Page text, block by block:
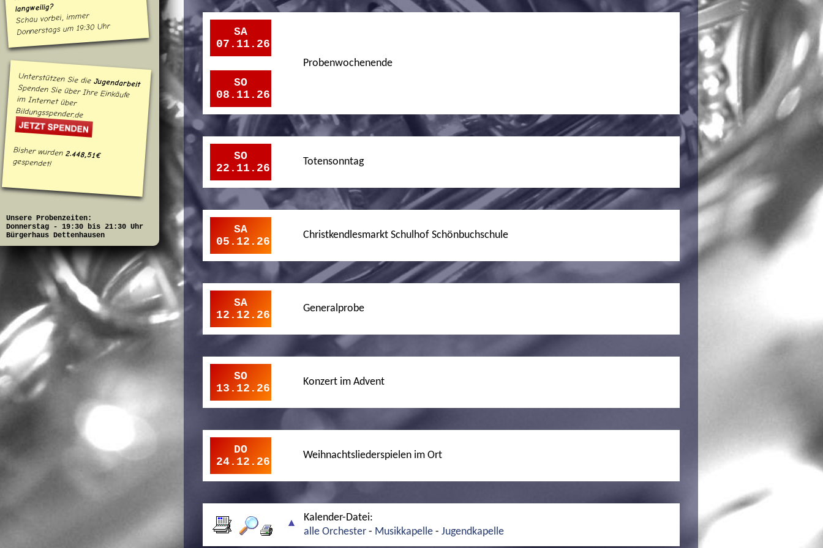
langweilig?
Schau vorbei, immer
Donnerstags um 19:30 Uhr
Unterstützen Sie dieJugendarbeit
Spenden Sie über Ihre Einkäufe
im Internet über
Bildungsspender.de
Bisher wurden2.448,51€
gespendet!
Unsere Probenzeiten:
Donnerstag - 19:30 bis 21:30 Uhr
Bürgerhaus Dettenhausen
SA
07.11.26
SO
08.11.26
Probenwochenende
SO
22.11.26
Totensonntag
SA
05.12.26
Christkendlesmarkt Schulhof Schönbuchschule
SA
12.12.26
Generalprobe
SO
13.12.26
Konzert im Advent
DO
24.12.26
Weihnachtsliederspielen im Ort
Kalender-Datei:
alle Orchester - Musikkapelle- Jugendkapelle